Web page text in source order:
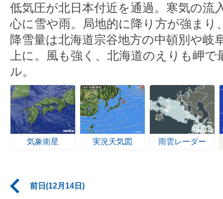
低気圧が北日本付近を通過。寒気の流
心に雪や雨。局地的に降り方が強まり
降雪量は北海道宗谷地方の中頓別や岐
上に。風も強く、北海道のえりも岬
ル。
気象衛星 実況天気図 雨雲レーダー
前日(12月14日)